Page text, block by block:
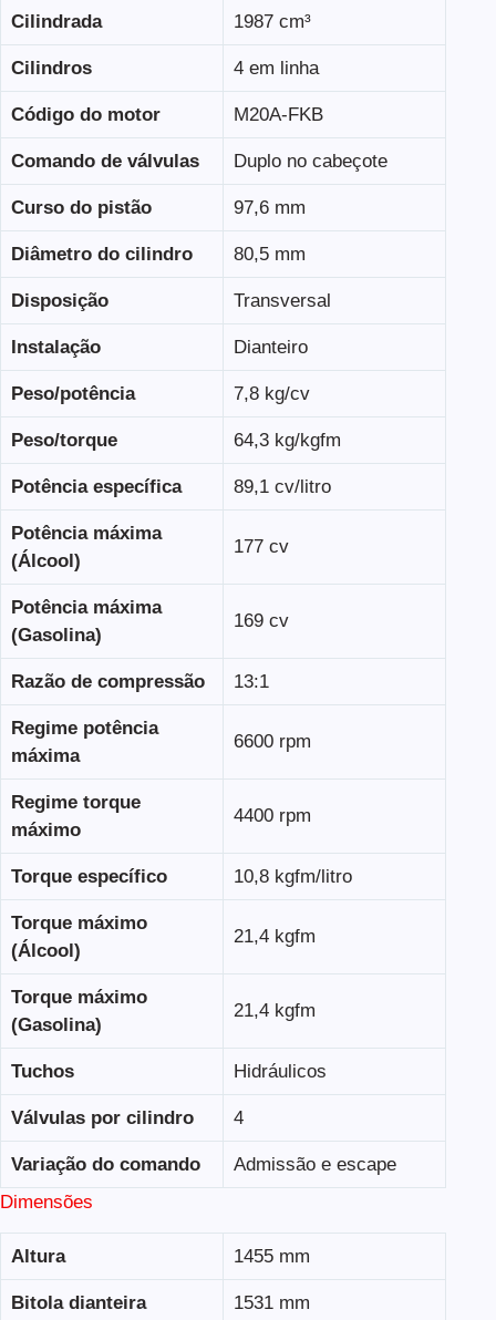
Cilindrada 1987 cm³
Cilindros 4 em linha
Código do motor M20A-FKB
Comando de válvulas Duplo no cabeçote
Curso do pistão 97,6 mm
Diâmetro do cilindro 80,5 mm
Disposição Transversal
Instalação Dianteiro
Peso/potência 7,8 kg/cv
Peso/torque 64,3 kg/kgfm
Potência específica 89,1 cv/litro
Potência máxima
(Álcool)
177 cv
Potência máxima
(Gasolina)
169 cv
Razão de compressão 13:1
Regime potência
máxima
6600 rpm
Regime torque
máximo
4400 rpm
Torque específico 10,8 kgfm/litro
Torque máximo
(Álcool)
21,4 kgfm
Torque máximo
(Gasolina)
21,4 kgfm
Tuchos Hidráulicos
Válvulas por cilindro 4
Variação do comando
Admissão e escape
Dimensões
Altura 1455 mm
Bitola dianteira 1531 mm